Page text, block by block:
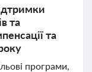
та
та
програми,